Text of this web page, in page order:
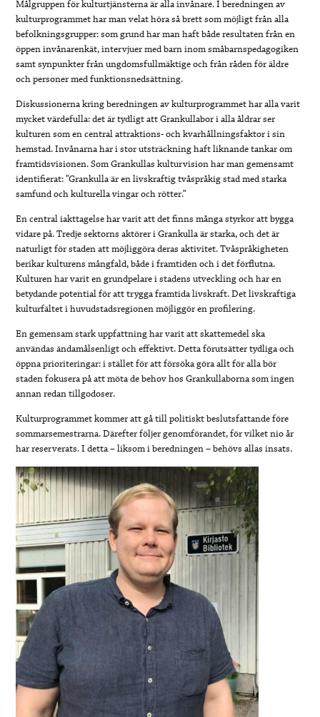
Målgruppen för kulturtjänsterna är alla invånare. I beredningen av
kulturprogrammet har man velat höra så brett som möjligt från alla
befolkningsgrupper: som grund har man haft både resultaten från en
öppen invånarenkät, intervjuer med barn inom småbarnspedagogiken
samt synpunkter från ungdomsfullmäktige och från råden för äldre
och personer med funktionsnedsättning.
Diskussionerna kring beredningen av kulturprogrammet har alla varit
mycket värdefulla: det är tydligt att Grankullabor i alla åldrar ser
kulturen som en central attraktions- och kvarhållningsfaktor i sin
hemstad. Invånarna har i stor utsträckning haft liknande tankar om
framtidsvisionen. Som Grankullas kulturvision har man gemensamt
identifierat: ”Grankulla är en livskraftig tvåspråkig stad med starka
samfund och kulturella vingar och rötter.”
En central iakttagelse har varit att det finns många styrkor att bygga
vidare på. Tredje sektorns aktörer i Grankulla är starka, och det är
naturligt för staden att möjliggöra deras aktivitet. Tvåspråkigheten
berikar kulturens mångfald, både i framtiden och i det förflutna.
Kulturen har varit en grundpelare i stadens utveckling och har en
betydande potential för att trygga framtida livskraft. Det livskraftiga
kulturfältet i huvudstadsregionen möjliggör en profilering.
En gemensam stark uppfattning har varit att skattemedel ska
användas ändamålsenligt och effektivt. Detta förutsätter tydliga och
öppna prioriteringar: i stället för att försöka göra allt för alla bör
staden fokusera på att möta de behov hos Grankullaborna som ingen
annan redan tillgodoser.
Kulturprogrammet kommer att gå till politiskt beslutsfattande före
sommarsemestrarna. Därefter följer genomförandet, för vilket nio år
har reserverats. I detta – liksom i beredningen – behövs allas insats.